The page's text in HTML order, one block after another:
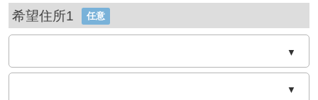
希望住所1 任意
▼
▼